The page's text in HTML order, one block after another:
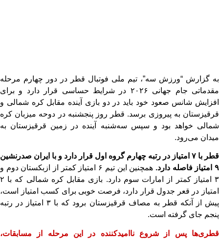
به گزارش “ورزش سه”، تیم ملی فوتبال قطر در دور چهارم مرحله
مقدماتی جام جهانی ۲۰۲۶ در شرایط حساسی قرار دارد و برای
افزایش شانس صعود خود باید در دو بازی آینده مقابل کره شمالی و
قرقیزستان به پیروزی برسد. قطر روز پنجشنبه در دوحه میزبان کره
شمالی خواهد بود و سپس سه‌شنبه آینده در زمین قرقیزستان به
میدان می‌رود.
قطر با ۷ امتیاز در رتبه چهارم گروه اول قرار دارد و با ایران صدرنشین
۹ امتیاز فاصله دارد.
همچنین این تیم ۶ امتیاز کمتر از ازبکستان دوم و
۳ امتیاز کمتر از امارات سوم دارد. بازی مقابل کره شمالی که با ۲
امتیاز در قعر جدول قرار دارد، فرصت خوبی برای کسب امتیاز است،
پیش از آنکه قطر به مصاف قرقیزستان برود که با ۳ امتیاز در رتبه
پنجم جای گرفته است.
قطری‌ها پس از شروع ناامیدکننده در این مرحله از مسابقات،